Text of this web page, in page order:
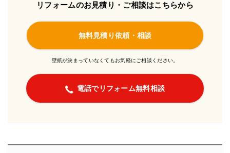
リフォームのお見積り・ご相談はこちらから
無料見積り依頼・相談
壁紙が決まっていなくてもお気軽にご相談ください。
電話でリフォーム無料相談